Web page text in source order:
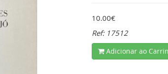
10.00€
Ref: 17512
Adicionar ao